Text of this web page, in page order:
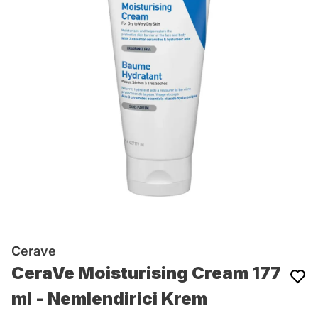
Cerave
CeraVe Moisturising Cream 177
ml - Nemlendirici Krem